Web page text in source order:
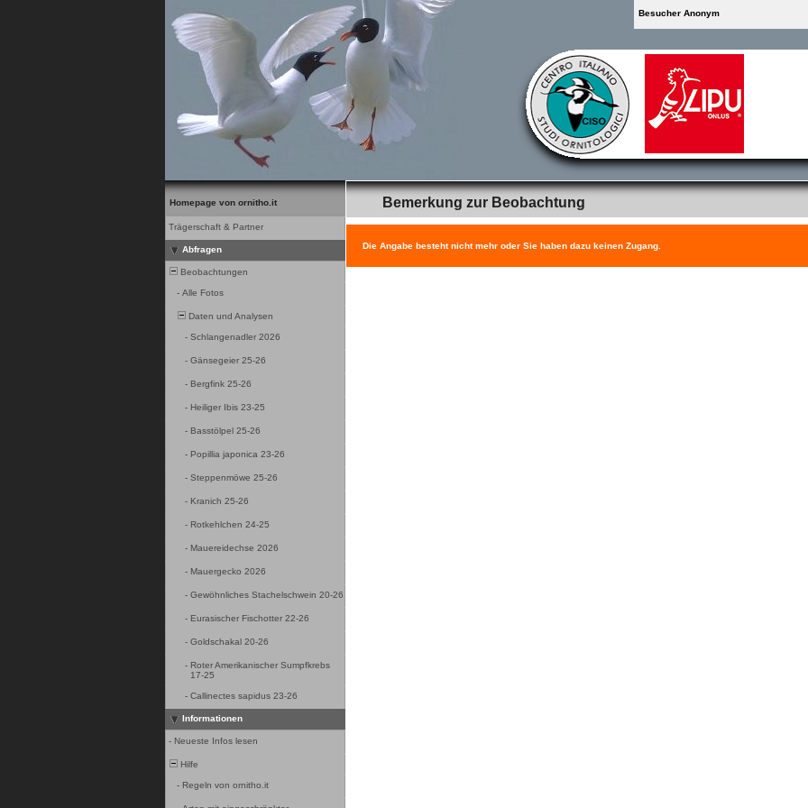
Besucher Anonym
Homepage von ornitho.it
Trägerschaft & Partner
Abfragen
Beobachtungen
- Alle Fotos
Daten und Analysen
- Schlangenadler 2026
- Gänsegeier 25-26
- Bergfink 25-26
- Heiliger Ibis 23-25
- Basstölpel 25-26
- Popillia japonica 23-26
- Steppenmöwe 25-26
- Kranich 25-26
- Rotkehlchen 24-25
- Mauereidechse 2026
- Mauergecko 2026
- Gewöhnliches Stachelschwein 20-26
- Eurasischer Fischotter 22-26
- Goldschakal 20-26
- Roter Amerikanischer Sumpfkrebs
17-25
- Callinectes sapidus 23-26
Informationen
- Neueste Infos lesen
Hilfe
- Regeln von ornitho.it
Bemerkung zur Beobachtung
Die Angabe besteht nicht mehr oder Sie haben dazu keinen Zugang.